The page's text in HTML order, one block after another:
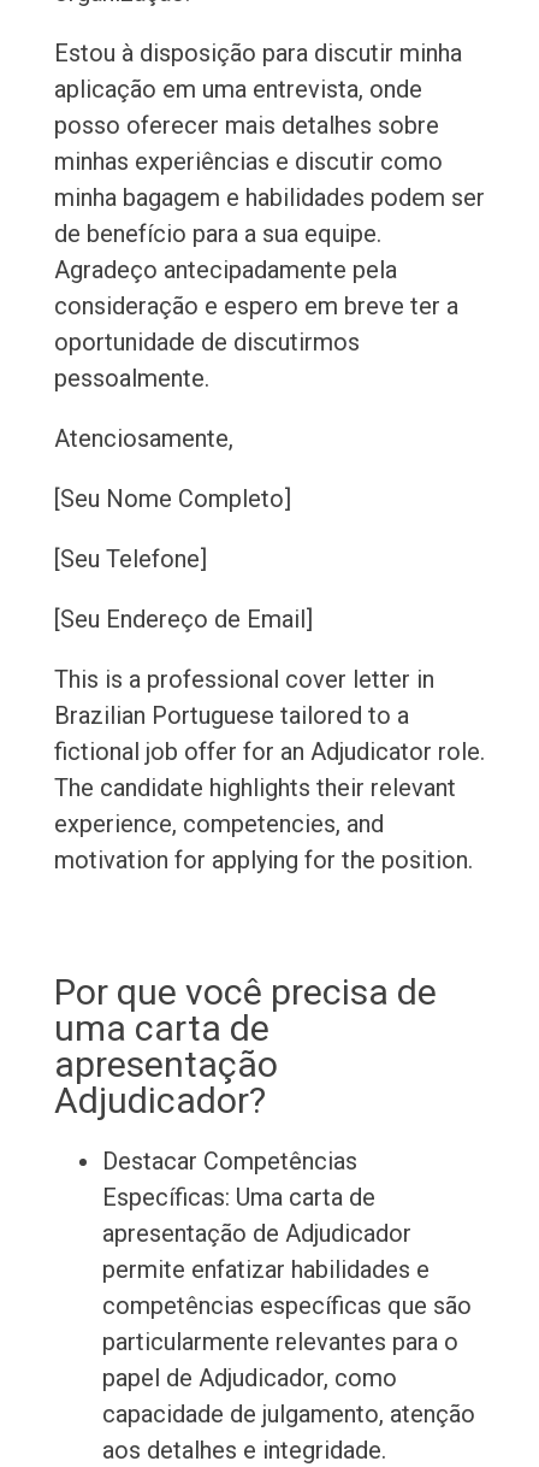
Estou à disposição para discutir minha
aplicação em uma entrevista, onde
posso oferecer mais detalhes sobre
minhas experiências e discutir como
minha bagagem e habilidades podem ser
de benefício para a sua equipe.
Agradeço antecipadamente pela
consideração e espero em breve ter a
oportunidade de discutirmos
pessoalmente.
Atenciosamente,
[Seu Nome Completo]
[Seu Telefone]
[Seu Endereço de Email]
This is a professional cover letter in
Brazilian Portuguese tailored to a
fictional job offer for an Adjudicator role.
The candidate highlights their relevant
experience, competencies, and
motivation for applying for the position.
Por que você precisa de
uma carta de
apresentação
Adjudicador?
Destacar Competências
Específicas: Uma carta de
apresentação de Adjudicador
permite enfatizar habilidades e
competências específicas que são
particularmente relevantes para o
papel de Adjudicador, como
capacidade de julgamento, atenção
aos detalhes e integridade.